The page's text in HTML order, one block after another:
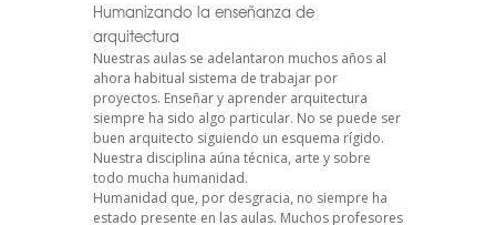
Humanizando la enseñanza de
arquitectura
Nuestras aulas se adelantaron muchos años al
ahora habitual sistema de trabajar por
proyectos. Enseñar y aprender arquitectura
siempre ha sido algo particular. No se puede ser
buen arquitecto siguiendo un esquema rígido.
Nuestra disciplina aúna técnica, arte y sobre
todo mucha humanidad.
Humanidad que, por desgracia, no siempre ha
estado presente en las aulas. Muchos profesores